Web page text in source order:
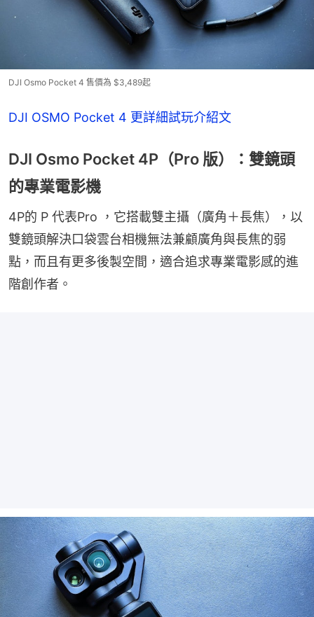
DJI Osmo Pocket 4 售價為 $3,489起
DJI OSMO Pocket 4 更詳細試玩介紹文
DJI Osmo Pocket 4P（Pro 版）：雙鏡頭
的專業電影機
4P的 P 代表Pro ，它搭載雙主攝（廣角＋長焦），以
雙鏡頭解決口袋雲台相機無法兼顧廣角與長焦的弱
點，而且有更多後製空間，適合追求專業電影感的進
階創作者。